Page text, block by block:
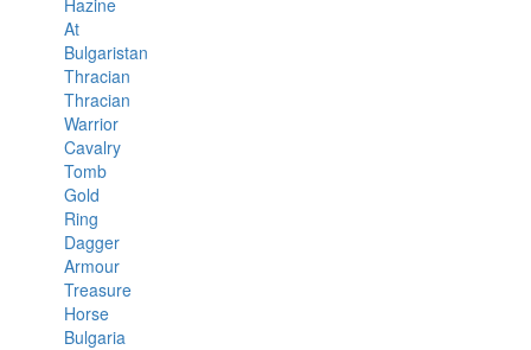
At
Bulgaristan
Thracian
Thracian
Warrior
Cavalry
Tomb
Gold
Ring
Dagger
Armour
Treasure
Horse
Bulgaria